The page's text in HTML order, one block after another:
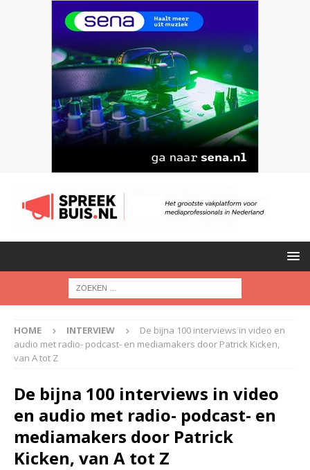
HOME INTERVIEW
De bijna 100 interviews in video en
audio met radio- podcast- en mediamakers door Patrick Kicken,
van A tot Z
De bijna 100 interviews in video
en audio met radio- podcast- en
mediamakers door Patrick
Kicken, van A tot Z